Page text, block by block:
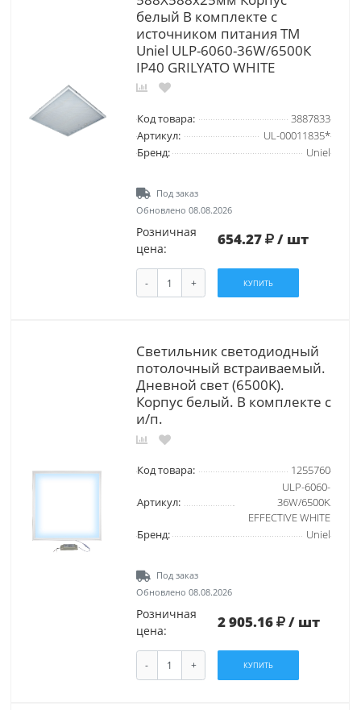
белый В комплекте с
источником питания ТМ
Uniel ULP-6060-36W/6500К
IP40 GRILYATO WHITE
Код товара:
3887833
Артикул:
UL-00011835*
Бренд:
Uniel
Под заказ
Обновлено 08.08.2026
Розничная
цена:
654.27 / шт
- + КУПИТЬ
Светильник светодиодный
потолочный встраиваемый.
Дневной свет (6500K).
Корпус белый. В комплекте с
и/п.
Код товара: 1255760
Артикул:
ULP-6060-
36W/6500K
EFFECTIVE WHITE
Бренд:
Uniel
Под заказ
Обновлено 08.08.2026
Розничная
цена:
2 905.16 / шт
- + КУПИТЬ